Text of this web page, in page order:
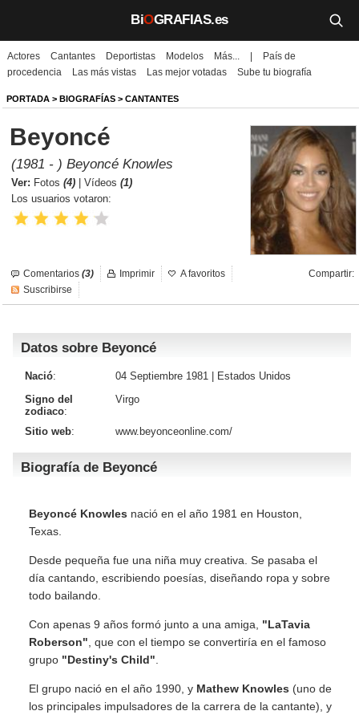
BiOGRAFIAS.es
Biografías
Películas
TV
Música
Un día como hoy
Galerías
Iniciar sesión
Actores Cantantes Deportistas Modelos Más...
País de
procedencia
Las más vistas Las mejor votadas Sube tu biografía
PORTADA > BIOGRAFÍAS > CANTANTES
Beyoncé
(1981 - ) Beyoncé Knowles
Ver: Fotos (4) Vídeos (1)
Los usuarios votaron:
Comentarios (3) Compartir:
Imprimir
A favoritos
Suscribirse
Datos sobre Beyoncé
Nació: 04 Septiembre 1981 |
Estados Unidos
Signo del
zodiaco:
Virgo
Sitio web: www.beyonceonline.com/
Biografía de Beyoncé
Beyoncé Knowles nació en el año 1981 en Houston,
Texas.
Desde pequeña fue una niña muy creativa. Se pasaba el
día cantando, escribiendo poesías, diseñando ropa y sobre
todo bailando.
Con apenas 9 años formó junto a una amiga, "LaTavia
Roberson" , que con el tiempo se convertiría en el famoso
grupo "Destiny's Child"
El grupo nació en el año 1990, y Mathew Knowles (uno de
los principales impulsadores de la carrera de la cantante), y